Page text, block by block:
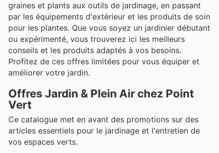
graines et plants aux outils de jardinage, en passant
par les équipements d'extérieur et les produits de soin
pour les plantes. Que vous soyez un jardinier débutant
ou expérimenté, vous trouverez ici les meilleurs
conseils et les produits adaptés à vos besoins.
Profitez de ces offres limitées pour vous équiper et
améliorer votre jardin.
Offres Jardin & Plein Air chez Point
Vert
Ce catalogue met en avant des promotions sur des
articles essentiels pour le jardinage et l'entretien de
vos espaces verts.